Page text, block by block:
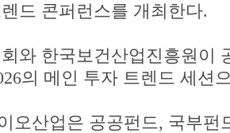
드 콘퍼런스를 개최한다.
와 한국보건산업진흥원이
의 메인 투자 트렌드 세션
오산업은 공공펀드, 국부펀